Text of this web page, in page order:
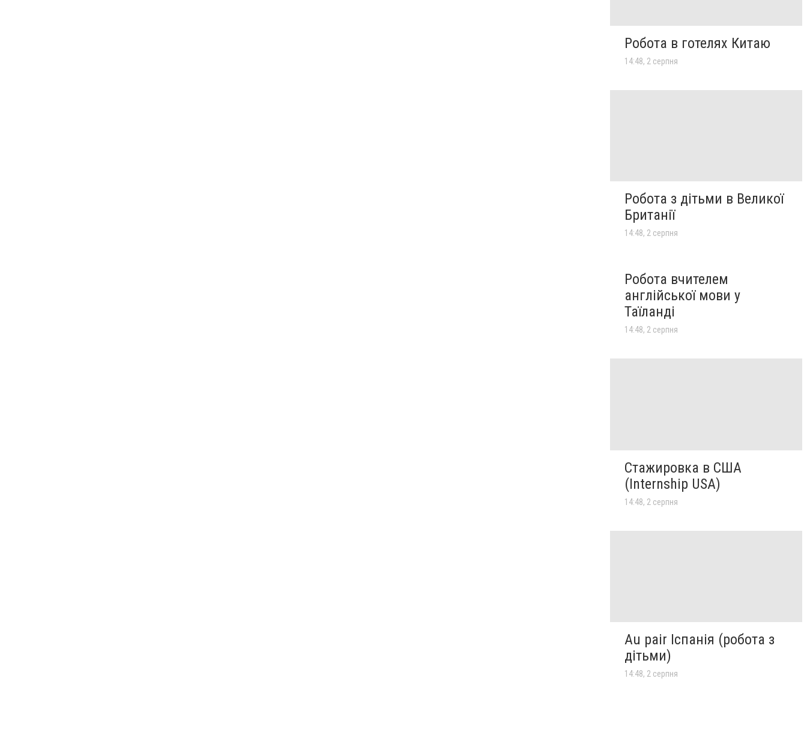
Робота в готелях Китаю
14:48, 2 серпня
Робота з дітьми в Великої
Британії
14:48, 2 серпня
Робота вчителем
англійської мови у
Таїланді
14:48, 2 серпня
Стажировка в США
(Internship USA)
14:48, 2 серпня
Au pair Іспанія (робота з
дітьми)
14:48, 2 серпня